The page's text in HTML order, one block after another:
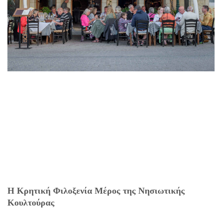
Η Κρητική Φιλοξενία Μέρος της Νησιωτικής
Κουλτούρας